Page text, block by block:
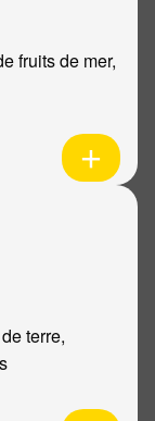
fruits de mer,
terre,